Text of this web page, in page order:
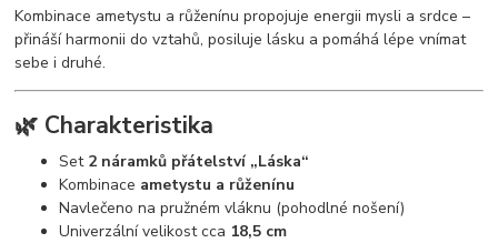
Kombinace ametystu a růženínu propojuje energii mysli a srdce –
přináší harmonii do vztahů, posiluje lásku a pomáhá lépe vnímat
sebe i druhé.
🌿 Charakteristika
Set 2 náramků přátelství „Láska“
Kombinace ametystu a růženínu
Navlečeno na pružném vláknu (pohodlné nošení)
Univerzální velikost cca 18,5 cm